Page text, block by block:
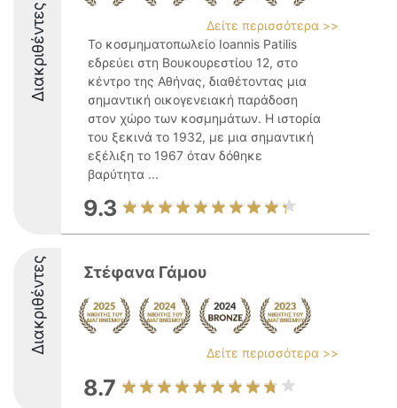
Διακριθέντες
Δείτε περισσότερα >>
Το κοσμηματοπωλείο Ioannis Patilis
εδρεύει στη Βουκουρεστίου 12, στο
κέντρο της Αθήνας, διαθέτοντας μια
σημαντική οικογενειακή παράδοση
στον χώρο των κοσμημάτων. Η ιστορία
του ξεκινά το 1932, με μια σημαντική
εξέλιξη το 1967 όταν δόθηκε
βαρύτητα ...
9.3
Διακριθέντες Στέφανα Γάμου
Δείτε περισσότερα >>
8.7